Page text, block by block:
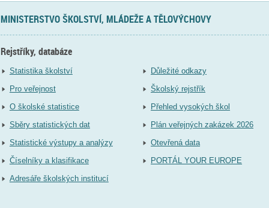
MINISTERSTVO ŠKOLSTVÍ, MLÁDEŽE A TĚLOVÝCHOVY
Rejstříky, databáze
Statistika školství
Pro veřejnost
O školské statistice
Sběry statistických dat
Statistické výstupy a analýzy
Číselníky a klasifikace
Adresáře školských institucí
Důležité odkazy
Školský rejstřík
Přehled vysokých škol
Plán veřejných zakázek 2026
Otevřená data
PORTÁL YOUR EUROPE